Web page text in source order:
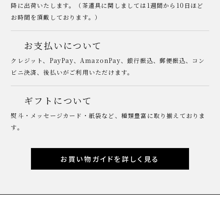
降に出荷いたします。（茶道具に関しましては1週間から10日ほど
お時間を頂戴しております。）
お支払いについて
クレジット、PayPay、AmazonPay、銀行振込、郵便振込、コン
ビニ決済、後払いがご利用いただけます。
ギフトについて
熨斗・メッセージカード・紙袋など、種類豊富に取り揃えておりま
す。
お買い物ガイドを詳しく見る